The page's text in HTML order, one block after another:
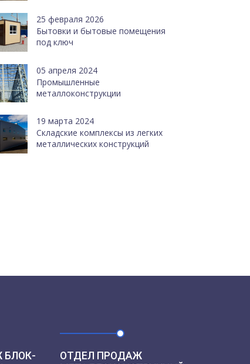
25 февраля 2026
Бытовки и бытовые помещения
под ключ
05 апреля 2024
Промышленные
металлоконструкции
19 марта 2024
Cкладские комплексы из легких
металлических конструкций
БЛОК-
ОТДЕЛ ПРОДАЖ